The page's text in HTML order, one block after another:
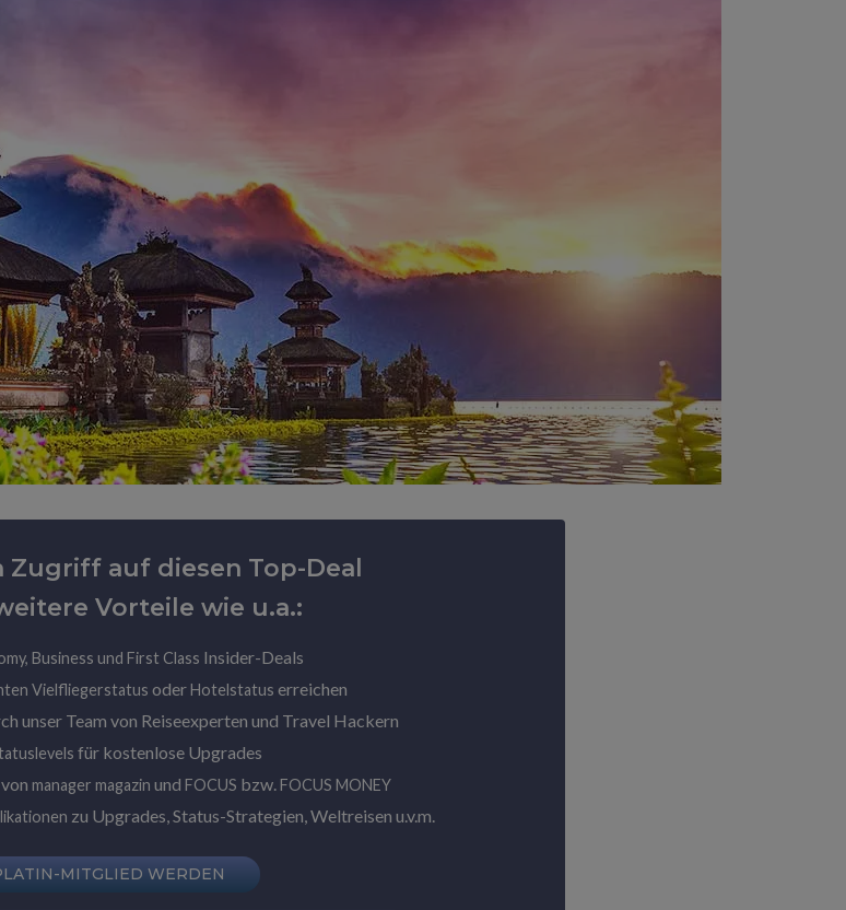
Zugriff auf diesen Top-Deal
Vorteile wie u.a.:
Business und First Class Insider-Deals
Vielfliegerstatus oder Hotelstatus erreichen
unser Team von Reiseexperten und Travel Hackern
für kostenlose Upgrades
manager magazin und FOCUS bzw. FOCUS MONEY
zu Upgrades, Status-Strategien, Weltreisen u.v.m.
MITGLIED WERDEN